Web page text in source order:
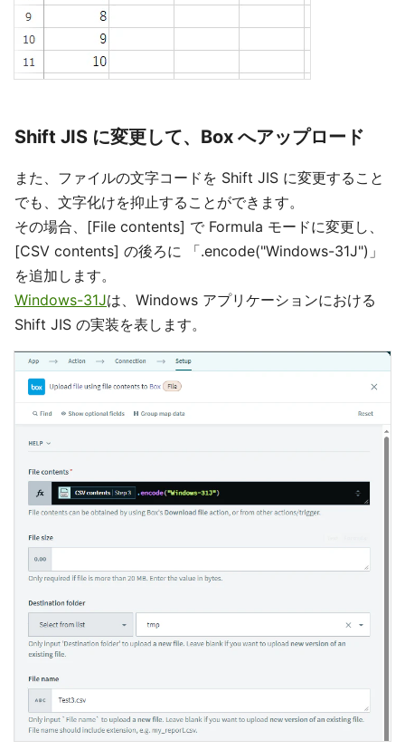
Shift JIS に変更して、Box へアップロード
また、ファイルの文字コードを Shift JIS に変更すること
でも、文字化けを抑止することができます。
その場合、[File contents] で Formula モードに変更し、
[CSV contents] の後ろに 「.encode("Windows-31J")」
を追加します。
Windows-31Jは、Windows アプリケーションにおける
Shift JIS の実装を表します。